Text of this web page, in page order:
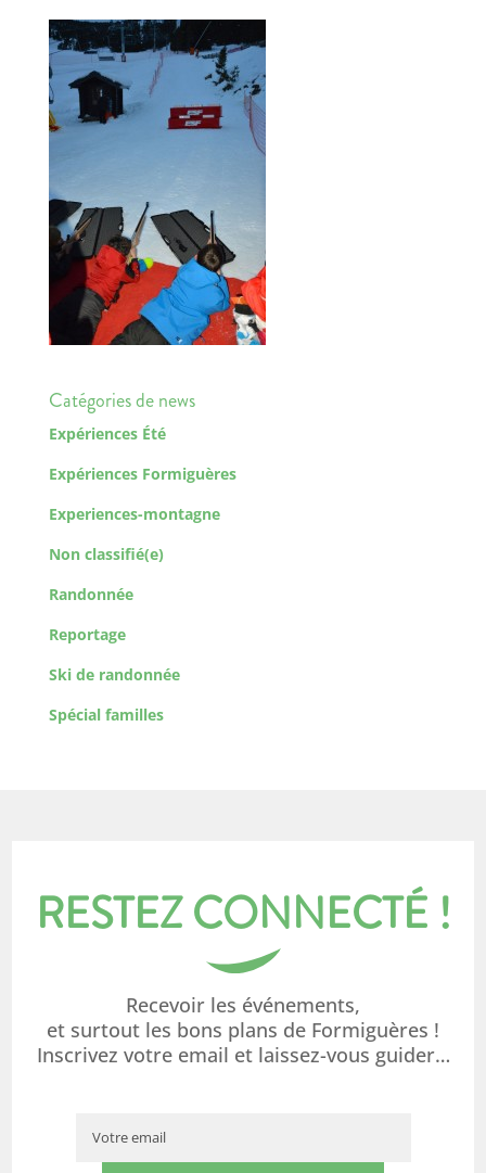
Catégories de news
Expériences Été
Expériences Formiguères
Experiences-montagne
Non classifié(e)
Randonnée
Reportage
Ski de randonnée
Spécial familles
RESTEZ CONNECTÉ !
Recevoir les événements,
et surtout les bons plans de Formiguères !
Inscrivez votre email et laissez-vous guider…